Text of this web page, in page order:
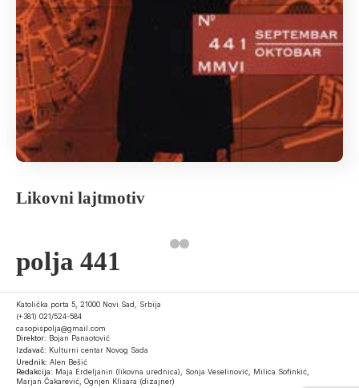
Likovni lajtmotiv
polja 441
Katolička porta 5, 21000 Novi Sad, Srbija
(+381) 021/524-584
casopispolja@gmail.com
Direktor: Bojan Panaotović
Izdavač: Kulturni centar Novog Sada
Urednik: Alen Bešić
Redakcija: Maja Erdeljanin (likovna urednica), Sonja Veselinović, Milica Sofinkić,
Marjan Čakarević, Ognjen Klisara (dizajner)